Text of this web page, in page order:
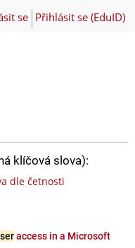
se Přihlásit se (EduID)
klíčová slova):
dle četnosti
access in a Microsoft